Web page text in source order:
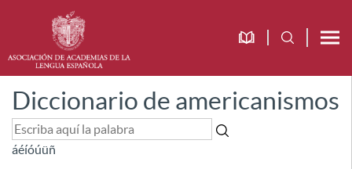
Diccionario de americanismos
áéíóúüñ